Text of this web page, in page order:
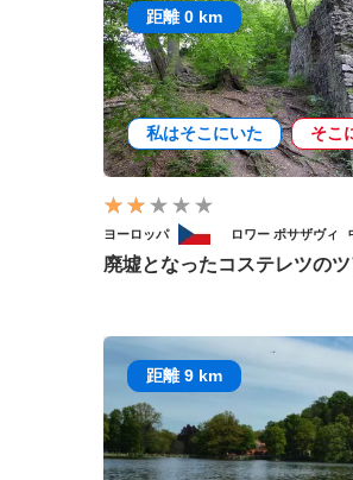
距離 0 km
私はそこにいた そこ
ヨーロッパ ロワー ポサザヴィ
廃墟となったコステレツの
距離 9 km